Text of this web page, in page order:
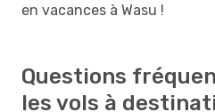
en vacances à Wasu !
Questions
les vols à